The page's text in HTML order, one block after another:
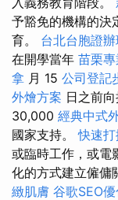
予豁免的機構的決
育。 台北台胞證
在開學當年 苗栗
拿 月 15 公司登記
外燴方案 日之前
30,000 經典中式
國家支持。快速
或臨時工作，或電
化的方式建立僱傭
緻肌膚 谷歌SEO